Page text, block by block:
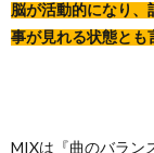
脳が活動的になり、
事が見れる状態とも
MIXは『曲のバラン